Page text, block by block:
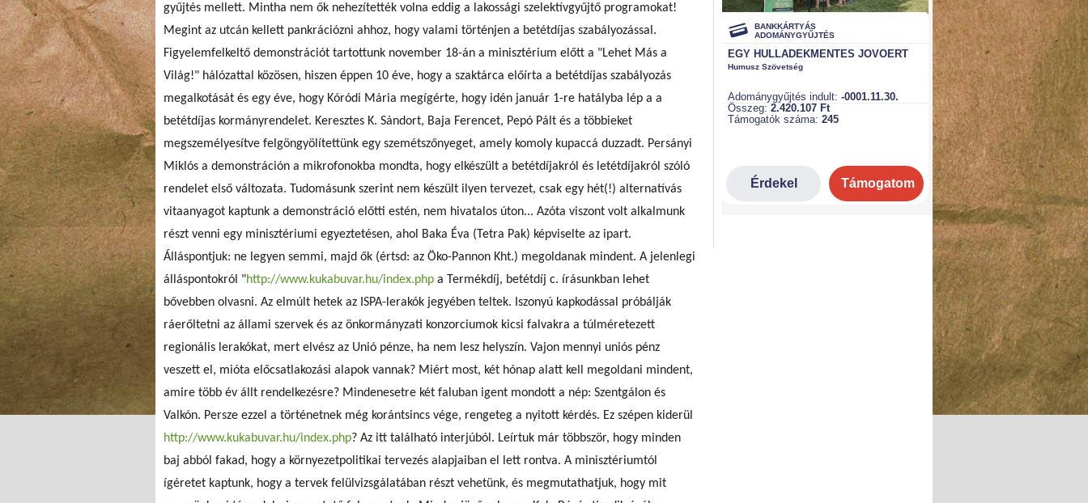
gyűjtés mellett. Mintha nem ők nehezítették volna eddig a lakossági szelektívgyűjtő programokat!
Megint az utcán kellett pankrációzni ahhoz, hogy valami történjen a betétdíjas szabályozással.
Figyelemfelkeltő demonstrációt tartottunk november 18-án a minisztérium előtt a "Lehet Más a
Világ!" hálózattal közösen, hiszen éppen 10 éve, hogy a szaktárca előírta a betétdíjas szabályozás
megalkotását és egy éve, hogy Kóródi Mária megígérte, hogy idén január 1-re hatályba lép a a
betétdíjas kormányrendelet. Keresztes K. Sándort, Baja Ferencet, Pepó Pált és a többieket
megszemélyesítve felgöngyölítettünk egy szemétszőnyeget, amely komoly kupaccá duzzadt. Persányi
Miklós a demonstráción a mikrofonokba mondta, hogy elkészült a betétdíjakról és letétdíjakról szóló
rendelet első változata. Tudomásunk szerint nem készült ilyen tervezet, csak egy hét(!) alternatívás
vitaanyagot kaptunk a demonstráció előtti estén, nem hivatalos úton... Azóta viszont volt alkalmunk
részt venni egy minisztériumi egyeztetésen, ahol Baka Éva (Tetra Pak) képviselte az ipart.
Álláspontjuk: ne legyen semmi, majd ők (értsd: az Öko-Pannon Kht.) megoldanak mindent. A jelenlegi
álláspontokról "http://www.kukabuvar.hu/index.php a Termékdíj, betétdíj c. írásunkban lehet
bővebben olvasni. Az elmúlt hetek az ISPA-lerakók jegyében teltek. Iszonyú kapkodással próbálják
ráerőltetni az állami szervek és az önkormányzati konzorciumok kicsi falvakra a túlméretezett
regionális lerakókat, mert elvész az Unió pénze, ha nem lesz helyszín. Vajon mennyi uniós pénz
veszett el, mióta előcsatlakozási alapok vannak? Miért most, két hónap alatt kell megoldani mindent,
amire több év állt rendelkezésre? Mindenesetre két faluban igent mondott a nép: Szentgálon és
Valkón. Persze ezzel a történetnek még korántsincs vége, rengeteg a nyitott kérdés. Ez szépen kiderül
http://www.kukabuvar.hu/index.php? Az itt található interjúból. Leírtuk már többször, hogy minden
baj abból fakad, hogy a környezetpolitikai tervezés alapjaiban el lett rontva. A minisztériumtól
ígéretet kaptunk, hogy a tervek felülvizsgálatában részt vehetünk, és megmutathatjuk, hogy mit